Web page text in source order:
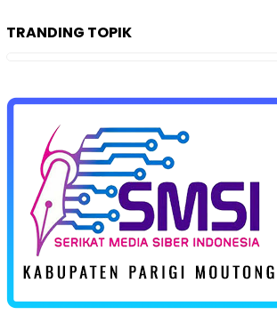
TRANDING TOPIK